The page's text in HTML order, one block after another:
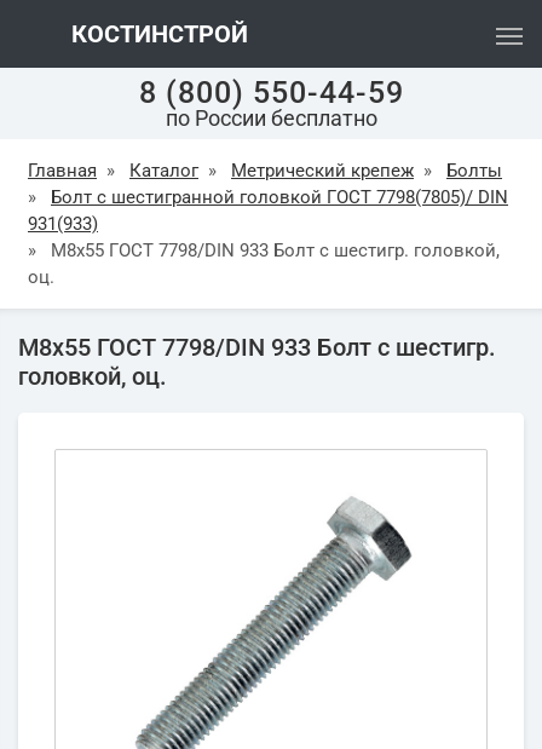
КОСТИНСТРОЙ
8 (800) 550-44-59
по России бесплатно
Главная » Каталог » Метрический крепеж »
Болты
»
Болт с шестигранной головкой ГОСТ 7798(7805)/ DIN
931(933)
»
М8х55 ГОСТ 7798/DIN 933 Болт с шестигр. головкой,
оц.
М8х55 ГОСТ 7798/DIN 933 Болт с шестигр.
головкой, оц.